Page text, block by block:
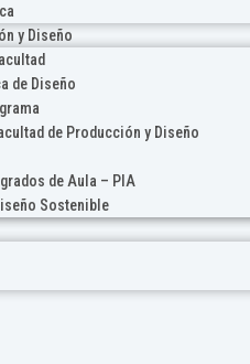
y Diseño
de Diseño
de Producción y Diseño
de Aula – PIA
Sostenible